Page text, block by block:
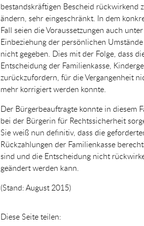
bestandskräftigen Bescheid rückwirkend
ändern, sehr eingeschränkt. In dem
Fall seien die Voraussetzungen auch unter
Einbeziehung der persönlichen Umstände
nicht gegeben. Dies mit der Folge, dass
Entscheidung der Familienkasse,
zurückzufordern, für die Vergangenheit
mehr korrigiert werden konnte.
Der Bürgerbeauftragte konnte in diesem
bei der Bürgerin für Rechtssicherheit
Sie weiß nun definitiv, dass die
Rückzahlungen der Familienkasse
sind und die Entscheidung nicht
geändert werden kann.
(Stand: August 2015)
Diese Seite teilen: